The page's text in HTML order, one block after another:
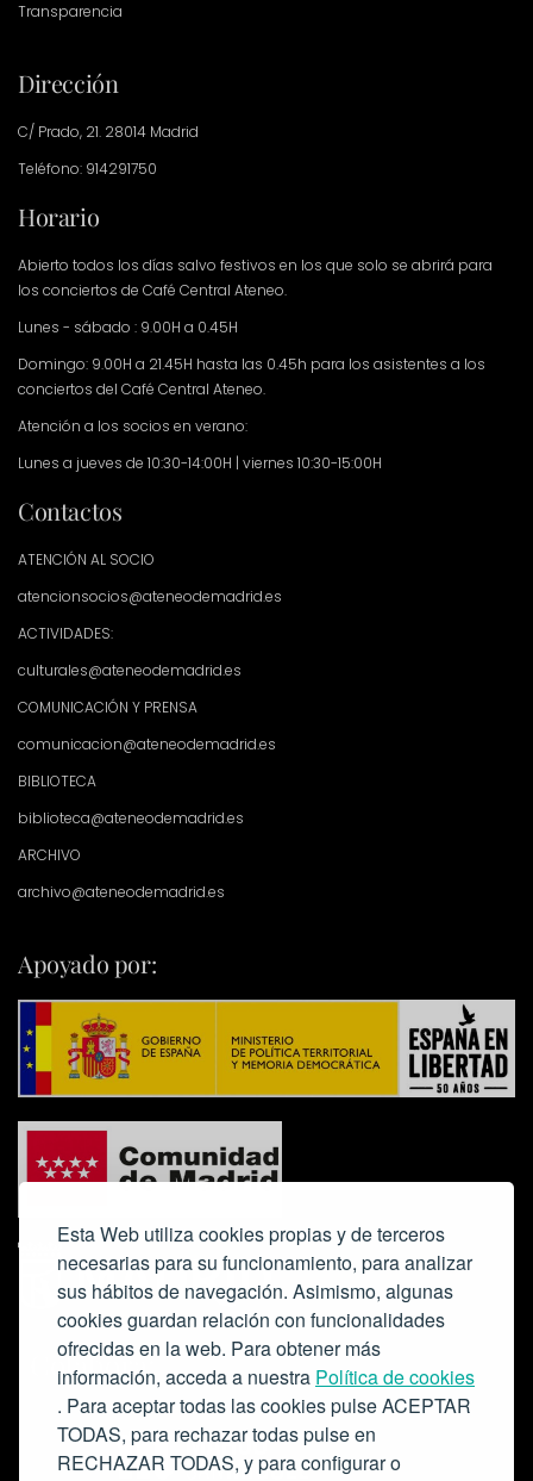
Esta Web utiliza cookies propias y de terceros
necesarias para su funcionamiento, para analizar
sus hábitos de navegación. Asimismo, algunas
cookies guardan relación con funcionalidades
ofrecidas en la web. Para obtener más
información, acceda a nuestra Política de cookies
. Para aceptar todas las cookies pulse ACEPTAR
TODAS, para rechazar todas pulse en
RECHAZAR TODAS, y para configurar o
Transparencia
Dirección
C/ Prado, 21. 28014 Madrid
Teléfono: 914291750
Horario
Abierto todos los días salvo festivos en los que solo se abrirá para
los conciertos de Café Central Ateneo.
Lunes - sábado : 9.00H a 0.45H
Domingo: 9.00H a 21.45H hasta las 0.45h para los asistentes a los
conciertos del Café Central Ateneo.
Atención a los socios en verano:
Lunes a jueves de 10:30-14:00H | viernes 10:30-15:00H
Contactos
ATENCIÓN AL SOCIO
atencionsocios@ateneodemadrid.es
ACTIVIDADES:
culturales@ateneodemadrid.es
COMUNICACIÓN Y PRENSA
comunicacion@ateneodemadrid.es
BIBLIOTECA
biblioteca@ateneodemadrid.es
ARCHIVO
archivo@ateneodemadrid.es
Apoyado por:
Colabora: